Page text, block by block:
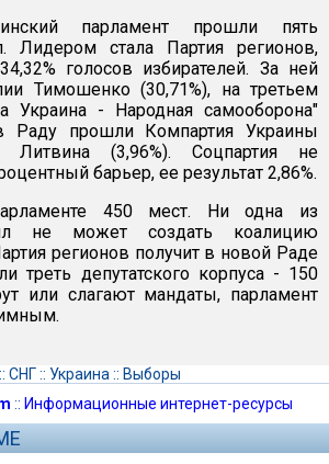
парламент прошли пять
Лидером стала Партия регионов,
голосов избирателей. За ней
Тимошенко (30,71%), на третьем
Украина - Народная самооборона"
Раду прошли Компартия Украины
(3,96%). Соцпартия не
барьер, ее результат 2,86%.
450 мест. Ни одна из
не может создать коалицию
регионов получит в новой Раде
треть депутатского корпуса - 150
или слагают мандаты, парламент
:: СНГ:: Украина :: Выборы
:: Информационные интернет-ресурсы